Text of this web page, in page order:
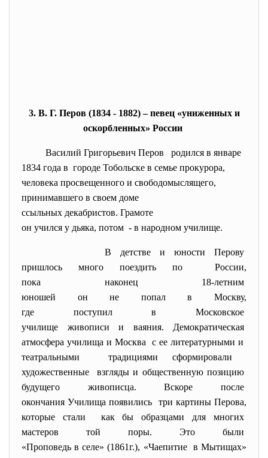
3. В. Г. Перов (1834 - 1882) – певец «униженных и
оскорбленных» России
Василий Григорьевич Перов родился в январе
1834 года в городе Тобольске в семье прокурора,
человека просвещенного и свободомыслящего,
принимавшего в своем доме
ссыльных декабристов. Грамоте
он учился у дьяка, потом - в народном училище.
В детстве и юности Перову
пришлось много поездить по России,
пока наконец 18-летним
юношей он не попал в Москву,
где поступил в Московское
училище живописи и ваяния. Демократическая
атмосфера училища и Москва с ее литературными и
театральными традициями сформировали
художественные взгляды и общественную позицию
будущего живописца. Вскоре после
окончания Училища появились три картины Перова,
которые стали как бы образцами для многих
мастеров той поры. Это были
«Проповедь в селе» (1861г.), «Чаепитие в Мытищах»